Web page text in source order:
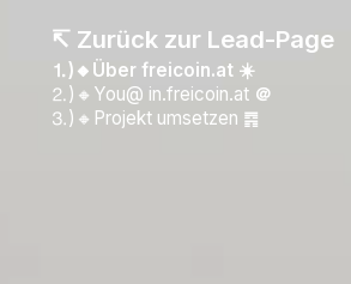
↸ Zurück zur Lead-Page
⒈)🔸Über freicoin.at ☀️
⒉)🔸You@ in.freicoin.at ＠
⒊)🔸Projekt umsetzen ䷴